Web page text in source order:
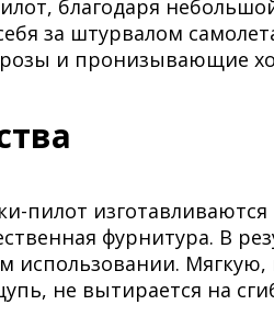
благодаря
за штурвалом
и пронизывающие
пилот
фурнитура. В
использовании. Мягкую,
не вытирается на